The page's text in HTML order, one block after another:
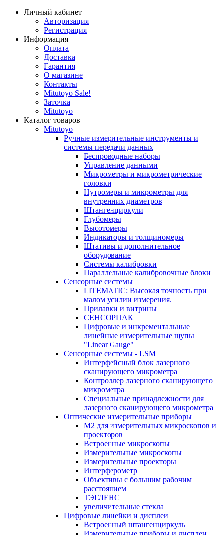
Личный кабинет
Авторизация
Регистрация
Информация
Оплата
Доставка
Гарантия
О магазине
Контакты
Mitutoyo Sale!
Заточка
Mitutoyo
Каталог товаров
Mitutoyo
Ручные измерительные инструменты и
системы передачи данных
Беспроводные наборы
Управление данными
Микрометры и микрометрические
головки
Нутромеры и микрометры для
внутренних диаметров
Штангенциркули
Глубомеры
Высотомеры
Индикаторы и толщиномеры
Штативы и дополнительное
оборудование
Системы калибровки
Параллельные калибровочные блоки
Сенсорные системы
LITEMATIC: Высокая точность при
малом усилии измерения.
Прилавки и витрины
СЕНСОРПАК
Цифровые и инкрементальные
линейные измерительные щупы
"Linear Gauge"
Сенсорные системы - LSM
Интерфейсный блок лазерного
сканирующего микрометра
Контроллер лазерного сканирующего
микрометра
Специальные принадлежности для
лазерного сканирующего микрометра
Оптические измерительные приборы
M2 для измерительных микроскопов и
проекторов
Встроенные микроскопы
Измерительные микроскопы
Измерительные проекторы
Интерферометр
Объективы с большим рабочим
расстоянием
ТЭГЛЕНС
увеличительные стекла
Цифровые линейки и дисплеи
Встроенный штангенциркуль
Измерительные приборы и дисплеи